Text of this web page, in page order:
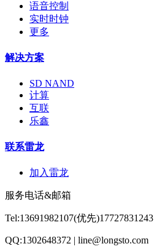
语音控制
实时时钟
更多
解决方案
SD NAND
计算
互联
乐鑫
联系雷龙
加入雷龙
服务电话&邮箱
Tel:13691982107(优先)17727831243
QQ:1302648372 | line@longsto.com